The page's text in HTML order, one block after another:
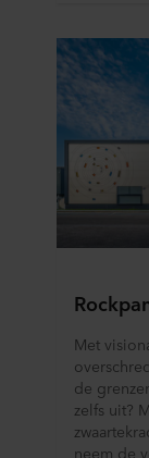
Met
de
zelfs uit?
neem de